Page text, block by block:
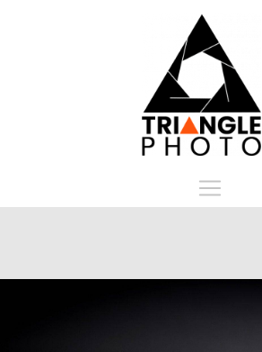
Panneau de gestion des cookies